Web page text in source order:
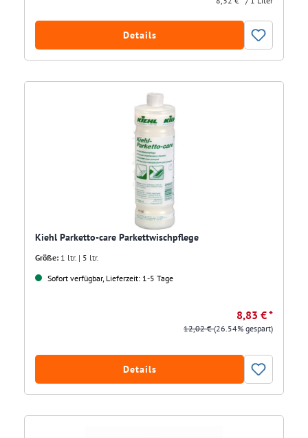
Details
Kiehl Parketto-care Parkettwischpflege
Größe: 1 ltr. | 5 ltr.
Sofort verfügbar, Lieferzeit: 1-5 Tage
8,83 € *
12,02 €(26.54% gespart)
Details